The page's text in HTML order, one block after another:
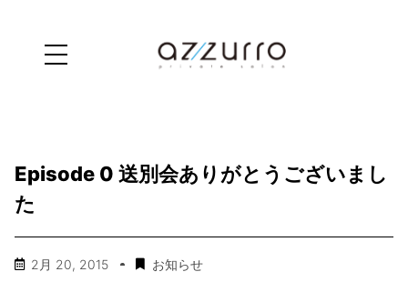
Episode 0 送別会ありがとうございまし
た
2月 20, 2015 お知らせ